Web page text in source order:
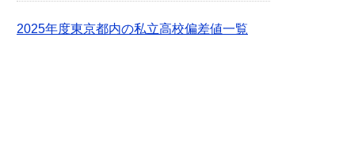
2025年度東京都内の私立高校偏差値一覧